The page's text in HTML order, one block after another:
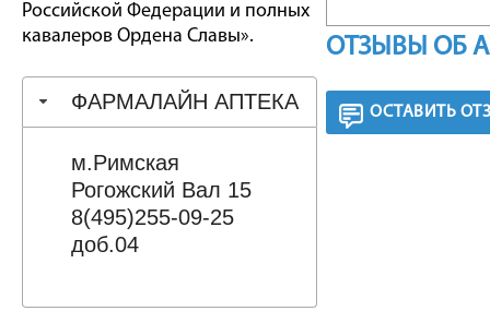
Российской Федерации и полных
кавалеров Ордена Славы».
ФАРМАЛАЙН АПТЕКА
м.Римская
Рогожский Вал 15
8(495)255-09-25
доб.04
ОТЗЫВЫ ОБ
ОСТАВИТЬ